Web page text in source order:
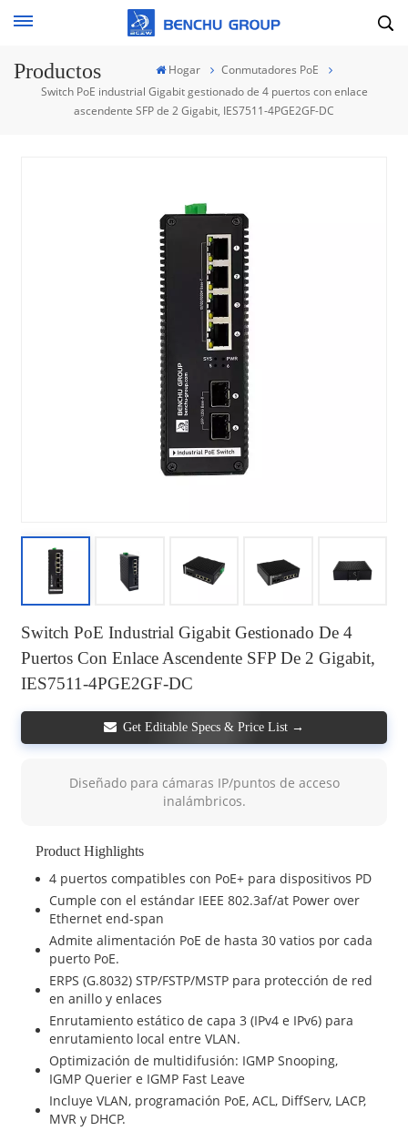
Productos Hogar
Conmutadores PoE
Switch PoE industrial Gigabit gestionado de 4 puertos con enlace
ascendente SFP de 2 Gigabit, IES7511-4PGE2GF-DC
Switch PoE Industrial Gigabit Gestionado De 4
Puertos Con Enlace Ascendente SFP De 2 Gigabit,
IES7511-4PGE2GF-DC
Get Editable Specs & Price List →
Diseñado para cámaras IP/puntos de acceso
inalámbricos.
Product Highlights
4 puertos compatibles con PoE+ para dispositivos PD
Cumple con el estándar IEEE 802.3af/at Power over
Ethernet end-span
Admite alimentación PoE de hasta 30 vatios por cada
puerto PoE.
ERPS (G.8032) STP/FSTP/MSTP para protección de red
en anillo y enlaces
Enrutamiento estático de capa 3 (IPv4 e IPv6) para
enrutamiento local entre VLAN.
Optimización de multidifusión: IGMP Snooping,
IGMP Querier e IGMP Fast Leave
Incluye VLAN, programación PoE, ACL, DiffServ, LACP,
MVR y DHCP.